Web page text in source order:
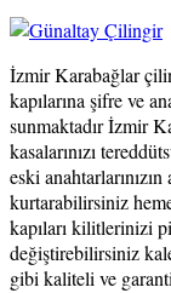
İzmir Karabağlar
kapılarına şifre ve
sunmaktadır İzmir
kasalarınızı
eski
kurtarabilirsiniz
kapıları kilitlerinizi
değiştirebilirsiniz
gibi kaliteli ve